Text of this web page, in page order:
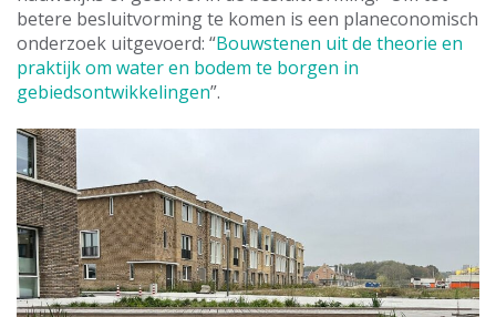
betere besluitvorming te komen is een planeconomisch
onderzoek uitgevoerd: “Bouwstenen uit de theorie en
praktijk om water en bodem te borgen in
gebiedsontwikkelingen”.